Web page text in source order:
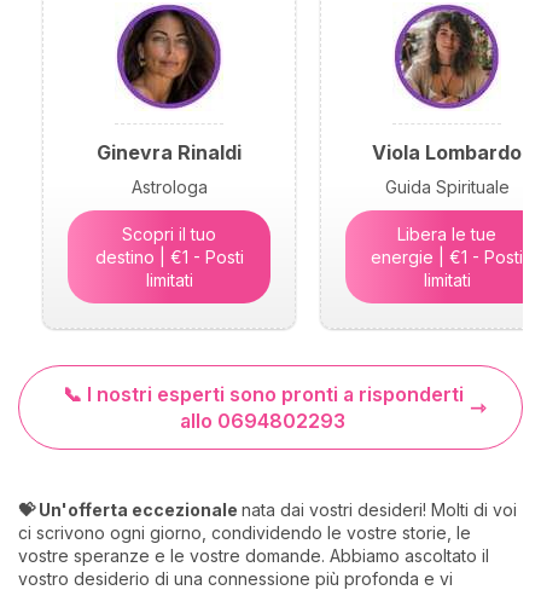
Ginevra Rinaldi
Astrologa
Scopri il tuo
destino | €1 - Posti
limitati
Viola Lombardo
Guida Spirituale
Libera le tue
energie | €1 - Posti
limitati
📞 I nostri esperti sono pronti a risponderti
allo 0694802293
💝 Un'offerta eccezionale nata dai vostri desideri! Molti di voi
ci scrivono ogni giorno, condividendo le vostre storie, le
vostre speranze e le vostre domande. Abbiamo ascoltato il
vostro desiderio di una connessione più profonda e vi